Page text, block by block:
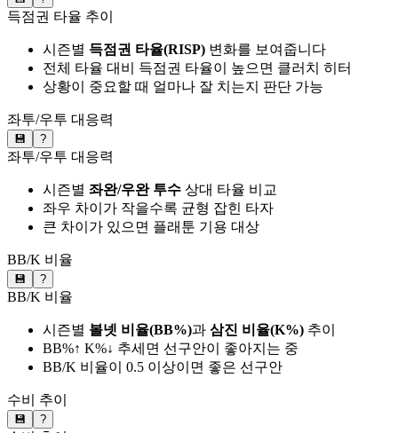
득점권 타율 추이
시즌별 득점권 타율(RISP) 변화를 보여줍니다
전체 타율 대비 득점권 타율이 높으면 클러치 히터
상황이 중요할 때 얼마나 잘 치는지 판단 가능
좌투/우투 대응력
💾 ?
좌투/우투 대응력
시즌별 좌완/우완 투수 상대 타율 비교
좌우 차이가 작을수록 균형 잡힌 타자
큰 차이가 있으면 플래툰 기용 대상
BB/K 비율
💾 ?
BB/K 비율
시즌별 볼넷 비율(BB%)과 삼진 비율(K%) 추이
BB%↑ K%↓ 추세면 선구안이 좋아지는 중
BB/K 비율이 0.5 이상이면 좋은 선구안
수비 추이
💾 ?